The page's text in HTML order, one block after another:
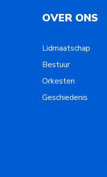
OVER ONS
Lidmaatschap
Bestuur
Orkesten
Geschiedenis